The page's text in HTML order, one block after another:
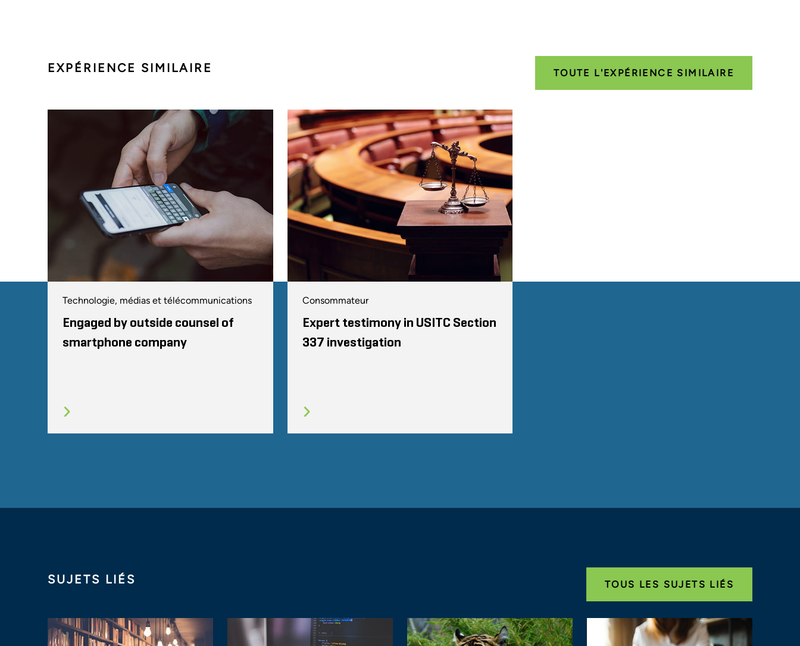
EXPÉRIENCE SIMILAIRE TOUTE L'EXPÉRIENCE SIMILAIRE
Technologie, médias et télécommunications
Engaged by outside counsel of
smartphone company
Consommateur
Expert testimony in USITC Section
337 investigation
SUJETS LIÉS TOUS LES SUJETS LIÉS